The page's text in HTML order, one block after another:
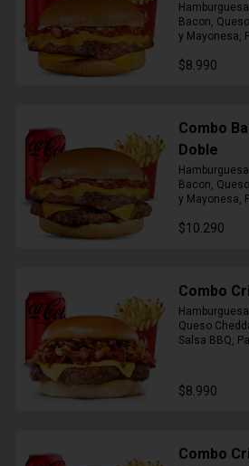
Bacon,
y Mayonesa,
$8.990
Combo
Doble
Bacon,
y Mayonesa,
$10.290
Combo
Queso
Salsa BBQ,
$8.990
Combo